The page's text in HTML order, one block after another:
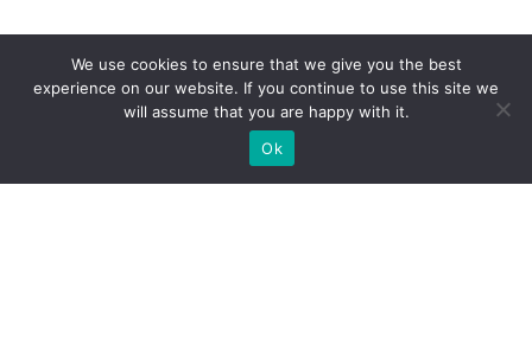
Peut-être serez-vous
We use cookies to ensure that we give you the best
experience on our website. If you continue to use this site we
will assume that you are happy with it.
Ok